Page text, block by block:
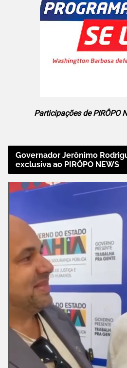
Participações de PIRÔPO
Governador Jerônimo
exclusiva ao PIRÔPO NEWS